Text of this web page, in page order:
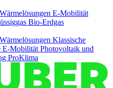
Wärmelösungen E-Mobilität
Bio-Erdgas
Wärmelösungen Klassische
E-Mobilität Photovoltaik und
ProKlima